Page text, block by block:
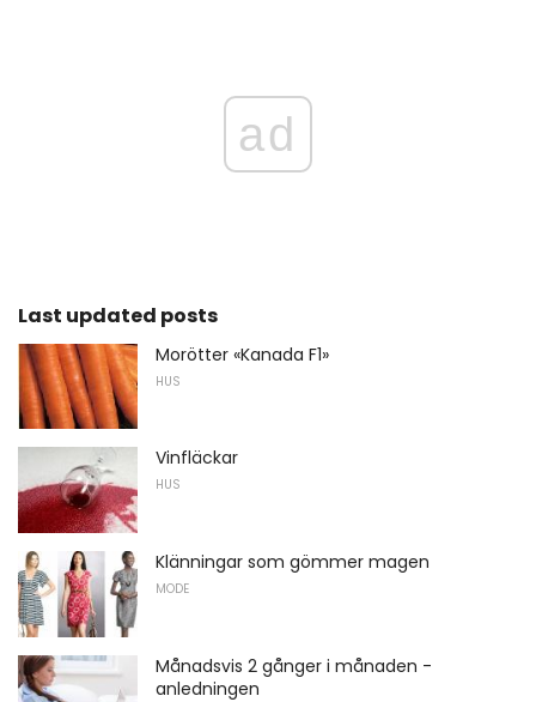
ad
Last updated posts
Morötter «Kanada F1»
HUS
Vinfläckar
HUS
Klänningar som gömmer magen
MODE
Månadsvis 2 gånger i månaden -
anledningen